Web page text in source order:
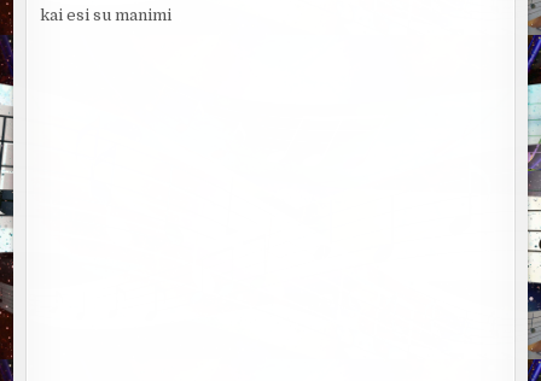
kai esi su manimi